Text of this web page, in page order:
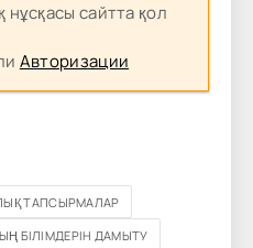
нұсқасы сайтта қол
Авторизации
ТАПСЫРМАЛАР
БІЛІМДЕРІН ДАМЫТУ